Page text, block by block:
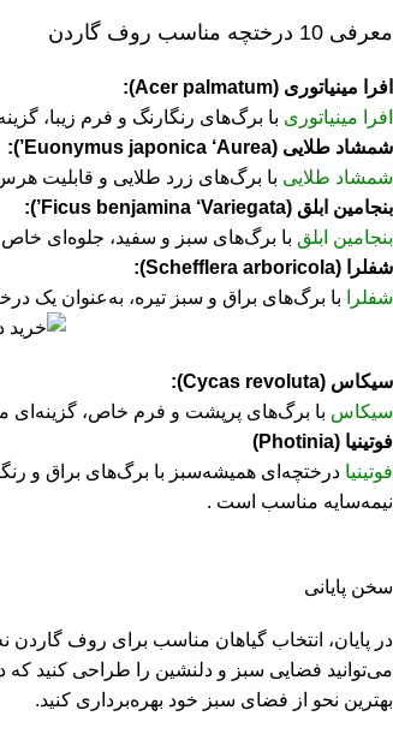
معرفی 10 درختچه مناسب روف گاردن
افرا مینیاتوری (Acer palmatum):
افرا مینیاتوری با برگ‌های رنگارنگ و فرم زیبا،
شمشاد طلایی (Euonymus japonica ‘Aurea’):
شمشاد طلایی با برگ‌های زرد طلایی و قابلیت
بنجامین ابلق (Ficus benjamina ‘Variegata’):
بنجامین ابلق با برگ‌های سبز و سفید، جلوه‌ای خاص
شفلرا (Schefflera arboricola):
شفلرا
با برگ‌های براق و سبز تیره، به‌عنوان یک
سیکاس (Cycas revoluta):
سیکاس با برگ‌های پرپشت و فرم خاص، گزینه‌ای
فوتینیا (Photinia)
فوتینیا
نیمه‌سایه مناسب است .​
سخن پایانی
در پایان، انتخاب گیاهان مناسب برای روف گاردن
می‌توانید فضایی سبز و دلنشین را طراحی کنید
بهترین نحو از فضای سبز خود بهره‌برداری کنید.